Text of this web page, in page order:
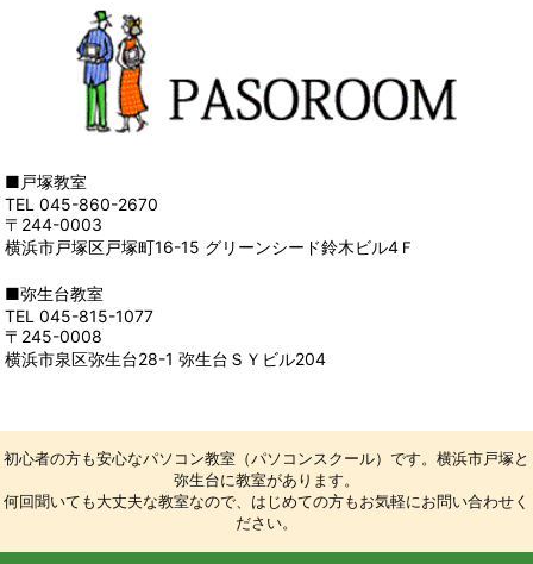
■戸塚教室
TEL 045-860-2670
〒244-0003
横浜市戸塚区戸塚町16-15 グリーンシード鈴木ビル4Ｆ
■弥生台教室
TEL 045-815-1077
〒245-0008
横浜市泉区弥生台28-1 弥生台ＳＹビル204
初心者の方も安心なパソコン教室（パソコンスクール）です。横浜市戸塚と
弥生台に教室があります。
何回聞いても大丈夫な教室なので、はじめての方もお気軽にお問い合わせく
ださい。